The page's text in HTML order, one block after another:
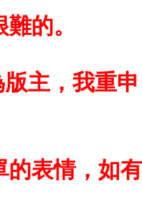
的。
主，我重
表情，如